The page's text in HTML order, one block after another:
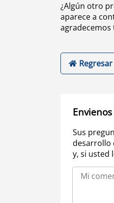
¿Algún otro
aparece a
agradecemos
Sus
desarrollo
y, si usted